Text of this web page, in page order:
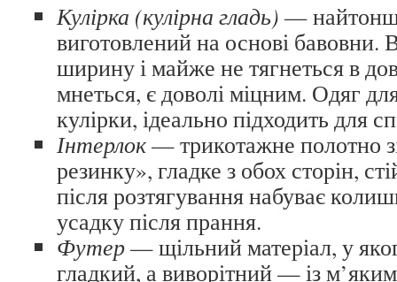
Кулірка (кулірна гладь) —
виготовлений на основі бавовни.
ширину і майже не тягнеться в
мнеться, є доволі міцним. Одяг
кулірки, ідеально підходить для
Інтерлок— трикотажне полотно
резинку», гладке з обох сторін,
після розтягування набуває
усадку після прання.
Футер— щільний матеріал, у
гладкий, а виворітний — із